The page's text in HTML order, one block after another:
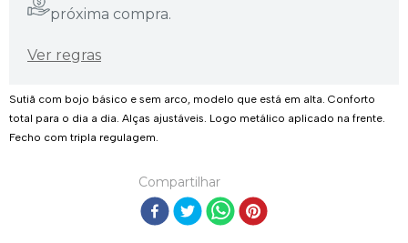
próxima compra.
Ver regras
Sutiã com bojo básico e sem arco, modelo que está em alta. Conforto
total para o dia a dia. Alças ajustáveis. Logo metálico aplicado na frente.
Fecho com tripla regulagem.
Compartilhar